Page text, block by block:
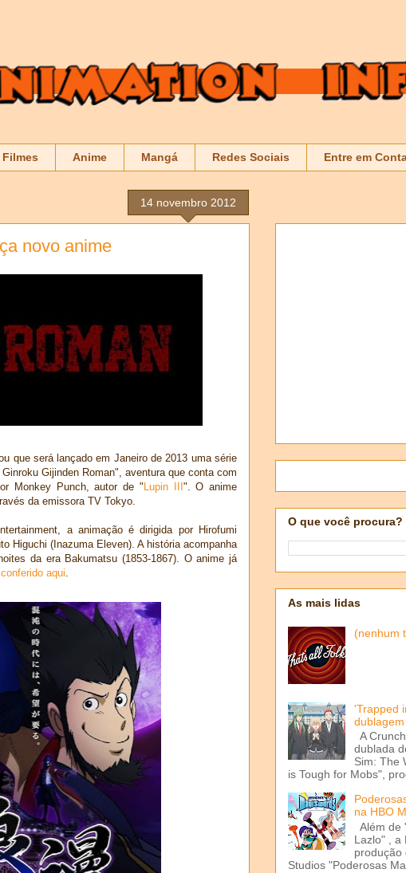
Filmes Anime Mangá Redes Sociais Entre em
14 novembro 2012
novo anime
que será lançado em Janeiro de 2013 uma série
Gijinden Roman", aventura que conta com
Monkey Punch, autor de " Lupin III ". O anime
da emissora TV Tokyo.
a animação é dirigida por Hirofumi
Higuchi (Inazuma Eleven). A história acompanha
da era Bakumatsu (1853-1867). O anime já
aqui
O que você procura?
As mais lidas
(nenhum
'Trapped
A
dublada
Sim: The
is Tough for Mobs",
na HBO
Além de
Lazlo" , a
produção
Studios "Poderosas